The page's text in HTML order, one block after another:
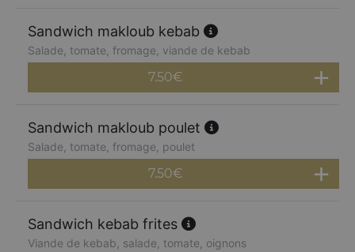
Sandwich makloub kebab
Salade, tomate, fromage, viande de kebab
7.50€
Sandwich makloub poulet
Salade, tomate, fromage, poulet
7.50€
Sandwich kebab frites
Viande de kebab, salade, tomate, oignons